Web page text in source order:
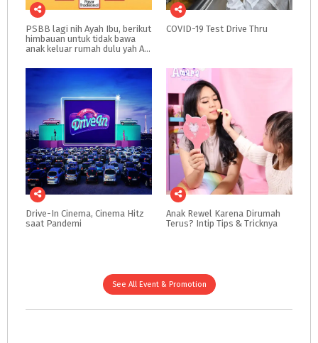
PSBB lagi nih Ayah Ibu, berikut
himbauan untuk tidak bawa
anak keluar rumah dulu yah Ayah Ibu
COVID-19 Test Drive Thru
Drive-In Cinema, Cinema Hitz
saat Pandemi
Anak Rewel Karena Dirumah
Terus? Intip Tips & Tricknya
See All Event & Promotion